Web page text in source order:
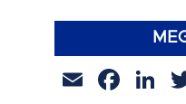
Email